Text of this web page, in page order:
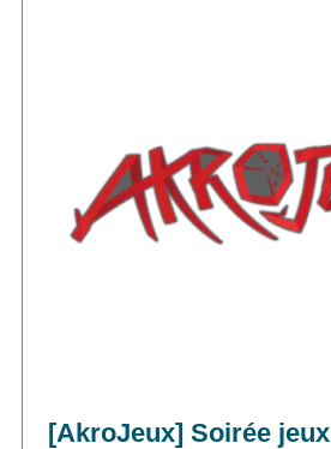
[AkroJeux] Soirée jeux